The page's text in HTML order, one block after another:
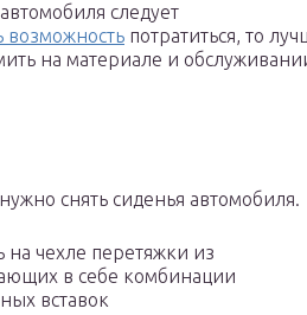
следует
возможность потратиться, то
на материале и
снять сиденья автомобиля.
на чехле перетяжки из
в себе комбинации
вставок